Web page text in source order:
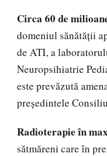
Circa 60 de
domeniul sănătății
de ATI, a
Neuropsihiatrie
este prevăzută
preşedintele
Radioterapie în
sătmăreni care în